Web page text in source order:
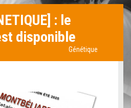
: le
disponible
Génétique